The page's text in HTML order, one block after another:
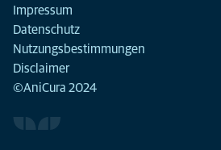
Impressum
Datenschutz
Nutzungsbestimmungen
Disclaimer
©AniCura 2024